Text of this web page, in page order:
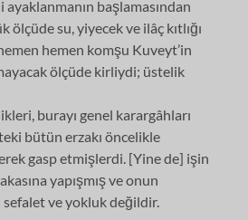
başlamasından
su, yiyecek ve ilâç kıtlığı
hemen komşu Kuveyt’in
ölçüde kirliydi; üstelik
burayı genel karargâhları
bütün erzakı öncelikle
gasp etmişlerdi. [Yine de] işin
yapışmış ve onun
ve yokluk değildir.